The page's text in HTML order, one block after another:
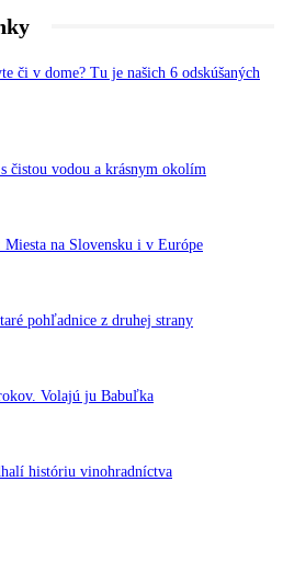
či v dome? Tu je našich 6 odskúšaných
čistou vodou a krásnym okolím
na Slovensku i v Európe
pohľadnice z druhej strany
Volajú ju Babuľka
históriu vinohradníctva